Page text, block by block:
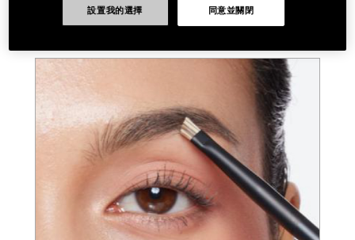
NARS 專業彩妝服務
設置我的選擇 同意並關閉